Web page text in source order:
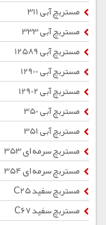
مستربچ آبی 311
مستربچ آبی 333
مستربچ آبی 12589
مستربچ آبی 12900
مستربچ آبی 12902
مستربچ آبی 350
مستربچ آبی 351
مستربچ سرمه ای 353
مستربچ سرمه ای 354
مستربچ سفید C25
مستربچ سفید C67